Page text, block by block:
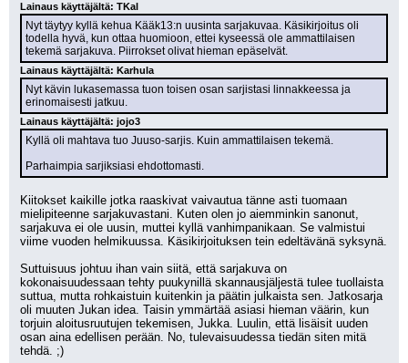
Lainaus käyttäjältä: TKal
Nyt täytyy kyllä kehua Kääk13:n uusinta sarjakuvaa. Käsikirjoitus oli
todella hyvä, kun ottaa huomioon, ettei kyseessä ole ammattilaisen
tekemä sarjakuva. Piirrokset olivat hieman epäselvät.
Lainaus käyttäjältä: Karhula
Nyt kävin lukasemassa tuon toisen osan sarjistasi linnakkeessa ja
erinomaisesti jatkuu.
Lainaus käyttäjältä: jojo3
Kyllä oli mahtava tuo Juuso-sarjis. Kuin ammattilaisen tekemä.
Parhaimpia sarjiksiasi ehdottomasti.
Kiitokset kaikille jotka raaskivat vaivautua tänne asti tuomaan
mielipiteenne sarjakuvastani. Kuten olen jo aiemminkin sanonut,
sarjakuva ei ole uusin, muttei kyllä vanhimpanikaan. Se valmistui
viime vuoden helmikuussa. Käsikirjoituksen tein edeltävänä syksynä.
Suttuisuus johtuu ihan vain siitä, että sarjakuva on
kokonaisuudessaan tehty puukynillä skannausjäljestä tulee tuollaista
suttua, mutta rohkaistuin kuitenkin ja päätin julkaista sen. Jatkosarja
oli muuten Jukan idea. Taisin ymmärtää asiasi hieman väärin, kun
torjuin aloitusruutujen tekemisen, Jukka. Luulin, että lisäisit uuden
osan aina edellisen perään. No, tulevaisuudessa tiedän siten mitä
tehdä. ;)